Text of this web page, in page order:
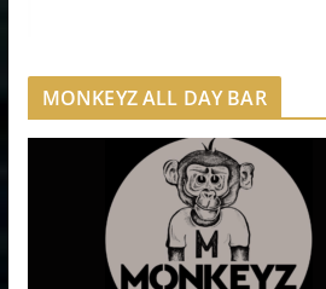
MONKEYZ ALL DAY BAR